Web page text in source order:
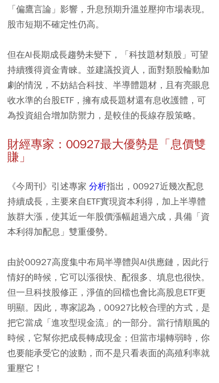
「偏鷹言論」影響，升息預期升溫並壓抑市場表現。
股市短期不確定性仍高。
但在AI長期成長趨勢未變下，「科技題材類股」可望
持續獲得資金青睞。並建議投資人，面對類股輪動加
劇的情況，不妨結合科技、半導體題材，且有亮眼息
收水準的台股ETF，擁有成長題材還有息收護體，可
為投資組合增加防禦力，是較佳的長線存股策略。
財經專家：00927最大優勢是「息價雙
賺」
《今周刊》引述專家 分析指出，00927近幾次配息
持續成長，主要來自ETF實現資本利得，加上半導體
族群大漲，使其近一年股價漲幅超過六成，具備「資
本利得加配息」雙重優勢。
由於00927高度集中布局半導體與AI供應鏈，因此行
情好的時候，它可以漲很快、配很多、填息也很快。
但一旦科技股修正，淨值的回檔也會比高股息ETF更
明顯。因此，專家認為，00927比較合理的方式，是
把它當成「進攻型現金流」的一部分。當行情順風的
時候，它幫你把成長轉成現金；但當市場轉弱時，你
也要能承受它的波動，而不是只看表面的高殖利率就
重壓它！